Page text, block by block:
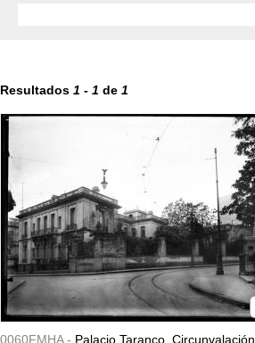
Resultados 1 - 1 de 1
0060FMHA - Palacio Taranco. Circunvalación